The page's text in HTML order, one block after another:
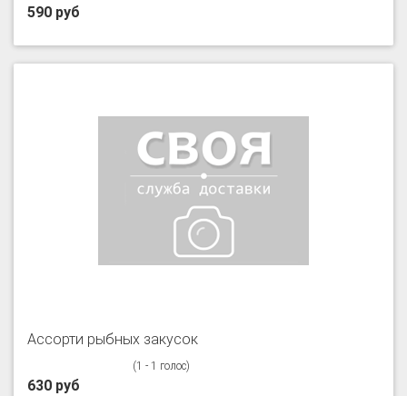
590 руб
Ассорти рыбных закусок
(1 - 1 голос)
630 руб